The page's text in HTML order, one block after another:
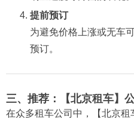
提前预订
为避免价格上涨或无车
预订。
三、推荐：【北京租车】
在众多租车公司中，【北京